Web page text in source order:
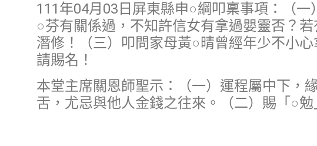
111年04月03日屏東縣申○綱叩稟事項：（
○芬有關係過，不知許信女有拿過嬰靈否？
潛修！（三）叩問家母黃○晴曾經年少不小
請賜名！
本堂主席關恩師聖示：（一）運程屬中下，
舌，尤忌與他人金錢之往來。（二）賜「○